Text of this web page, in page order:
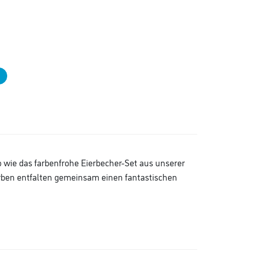
das farbenfrohe Eierbecher-Set aus unserer
entfalten gemeinsam einen fantastischen